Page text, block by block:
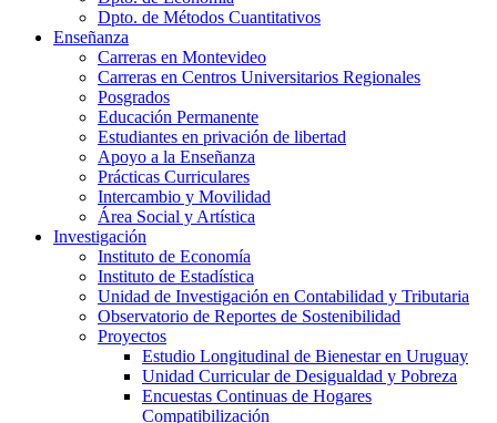
Dpto. de Métodos Cuantitativos
Enseñanza
Carreras en Montevideo
Carreras en Centros Universitarios Regionales
Posgrados
Educación Permanente
Estudiantes en privación de libertad
Apoyo a la Enseñanza
Prácticas Curriculares
Intercambio y Movilidad
Área Social y Artística
Investigación
Instituto de Economía
Instituto de Estadística
Unidad de Investigación en Contabilidad y Tributaria
Observatorio de Reportes de Sostenibilidad
Proyectos
Estudio Longitudinal de Bienestar en Uruguay
Unidad Curricular de Desigualdad y Pobreza
Encuestas Continuas de Hogares
Compatibilización